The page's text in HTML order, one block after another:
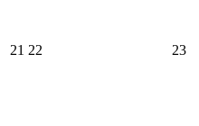
21 22 23